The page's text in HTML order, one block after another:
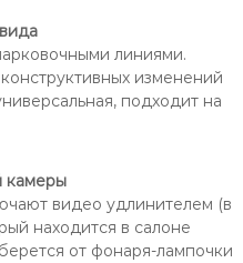
линиями.
изменений
подходит на
камеры
видео удлинителем (в
находится в салоне
от фонаря-лампочки